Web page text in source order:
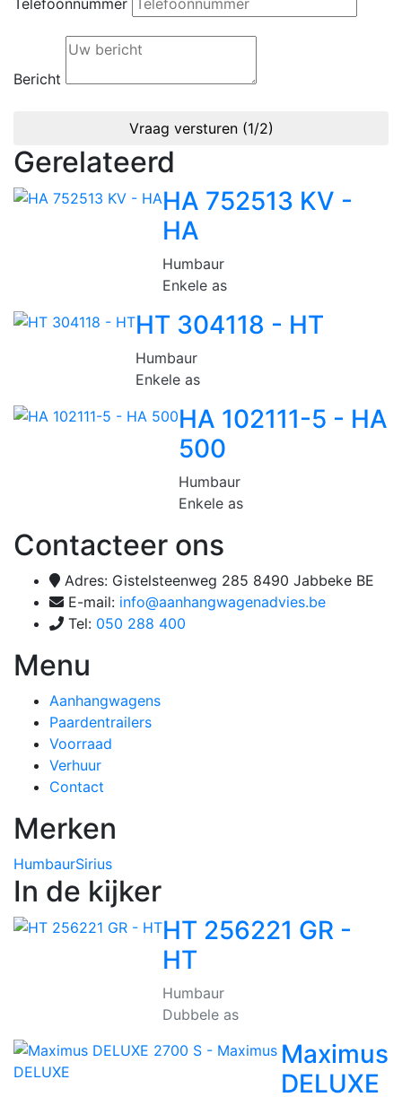
Bericht
Vraag versturen (1/2)
Gerelateerd
HA 752513 KV -
HA
Humbaur
Enkele as
HT 304118 - HT
Humbaur
Enkele as
HA 102111-5 - HA
500
Humbaur
Enkele as
Contacteer ons
Adres: Gistelsteenweg 285 8490 Jabbeke BE
E-mail: info@aanhangwagenadvies.be
Tel: 050 288 400
Menu
Aanhangwagens
Paardentrailers
Voorraad
Verhuur
Contact
Merken
HumbaurSirius
In de kijker
HT 256221 GR -
HT
Humbaur
Dubbele as
Maximus
DELUXE